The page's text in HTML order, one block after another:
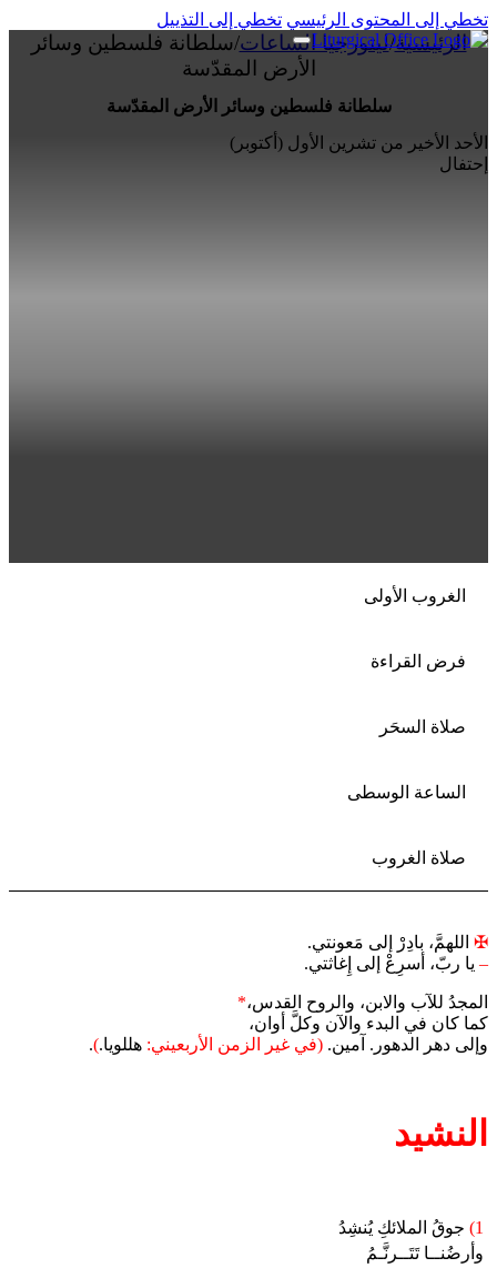
تخطي إلى المحتوى الرئيسي تخطي إلى التذييل
الرئيسية/ليتورجيا الساعات/سلطانة فلسطين وسائر
الأرض المقدّسة
سلطانة فلسطين وسائر الأرض المقدّسة
الأحد الأخير من تشرين الأول (أكتوبر)
إحتفال
الغروب الأولى
فرض القراءة
صلاة السحَر
الساعة الوسطى
صلاة الغروب
✠ اللهمَّ، بادِرْ إلى مَعونتي.
– يا ربّ، أسرِعْ إلى إِغاثتي.
المجدُ للآب والابن، والروح القدس،*
كما كان في البدء والآن وكلَّ أوان،
وإلى دهر الدهور. آمين. (في غير الزمن الأربعيني: هللويا.)
.
النشيد
1)
جوقُ الملائكِ يُنشِدُ
وأرضُنــا تَتَــرنَّـمُ